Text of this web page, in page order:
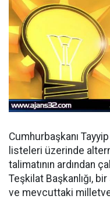
Cumhurbaşkanı
listeleri üzerinde
talimatının ardından
Teşkilat Başkanlığı,
ve mevcuttaki